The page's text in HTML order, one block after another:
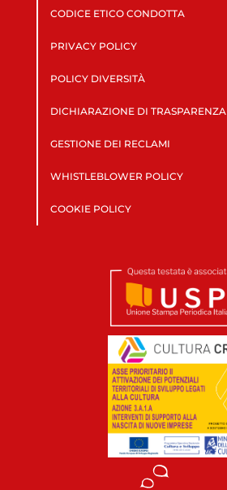
CODICE ETICO CONDOTTA
PRIVACY POLICY
POLICY DIVERSITÀ
DICHIARAZIONE DI TRASPARENZA
GESTIONE DEI RECLAMI
WHISTLEBLOWER POLICY
COOKIE POLICY